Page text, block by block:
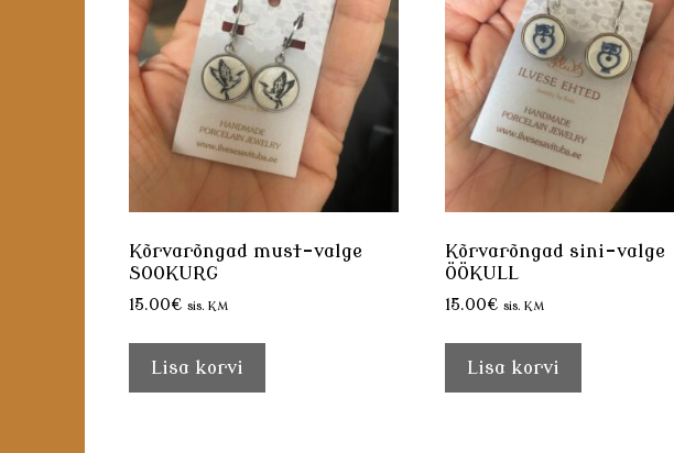
Kõrvarõngad must-valge
SOOKURG
15.00€ sis. KM
Lisa korvi
Kõrvarõngad sini-valge
ÖÖKULL
15.00€ sis. KM
Lisa korvi